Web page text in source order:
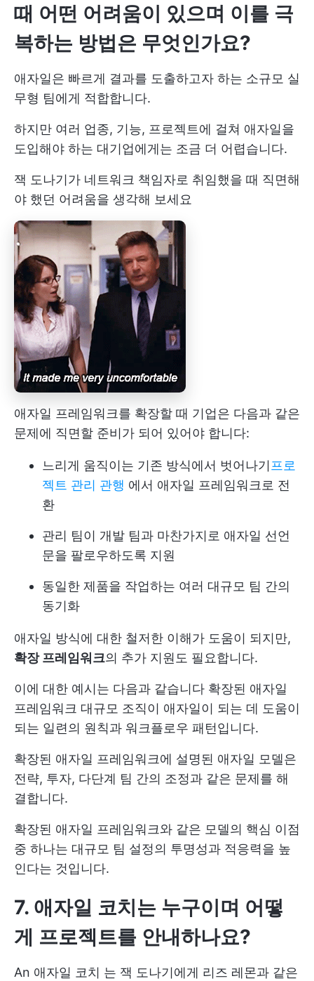
때 어떤 어려움이 있으며 이를 극
복하는 방법은 무엇인가요?
애자일은 빠르게 결과를 도출하고자 하는 소규모 실
무형 팀에게 적합합니다.
하지만 여러 업종, 기능, 프로젝트에 걸쳐 애자일을
도입해야 하는 대기업에게는 조금 더 어렵습니다.
잭 도나기가 네트워크 책임자로 취임했을 때 직면해
야 했던 어려움을 생각해 보세요
애자일 프레임워크를 확장할 때 기업은 다음과 같은
문제에 직면할 준비가 되어 있어야 합니다:
느리게 움직이는 기존 방식에서 벗어나기프로
젝트 관리 관행 에서 애자일 프레임워크로 전
환
관리 팀이 개발 팀과 마찬가지로 애자일 선언
문을 팔로우하도록 지원
동일한 제품을 작업하는 여러 대규모 팀 간의
동기화
애자일 방식에 대한 철저한 이해가 도움이 되지만,
확장 프레임워크의 추가 지원도 필요합니다.
이에 대한 예시는 다음과 같습니다 확장된 애자일
프레임워크 대규모 조직이 애자일이 되는 데 도움이
되는 일련의 원칙과 워크플로우 패턴입니다.
확장된 애자일 프레임워크에 설명된 애자일 모델은
전략, 투자, 다단계 팀 간의 조정과 같은 문제를 해
결합니다.
확장된 애자일 프레임워크와 같은 모델의 핵심 이점
중 하나는 대규모 팀 설정의 투명성과 적응력을 높
인다는 것입니다.
7. 애자일 코치는 누구이며 어떻
게 프로젝트를 안내하나요?
An 애자일 코치 는 잭 도나기에게 리즈 레몬과 같은